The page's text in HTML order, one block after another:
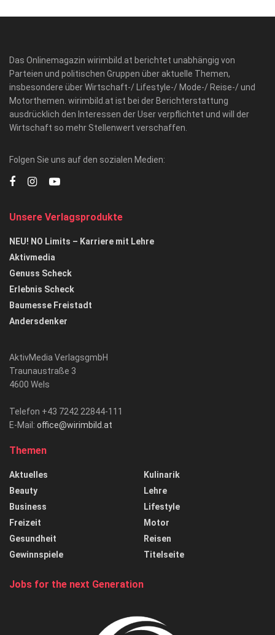
Das Onlinemagazin wirimbild.at berichtet unabhängig von
Parteien und politischen Gruppen über aktuelle Themen,
insbesondere über Wirtschaft-/ Lifestyle-/ Mode-/ Reise-/ und
Motorthemen. wirimbild.at ist bei der Berichterstattung
ausdrücklich den Interessen der User verpflichtet und will der
Wirtschaft so mehr Stellenwert verschaffen.
Folgen Sie uns auf den sozialen Medien:
Unsere Verlagsprodukte
NEU! NO Limits – Karriere mit Lehre
Aktivmedia
Genuss Scheck
Erlebnis Scheck
Baumesse Freistadt
Andersdenker
AktivMedia VerlagsgmbH
Traunaustraße 3
4600 Wels
Telefon +43 7242 22844-111
E-Mail: office@wirimbild.at
Themen
Aktuelles
Beauty
Business
Freizeit
Gesundheit
Gewinnspiele
Kulinarik
Lehre
Lifestyle
Motor
Reisen
Titelseite
Jobs for the next Generation